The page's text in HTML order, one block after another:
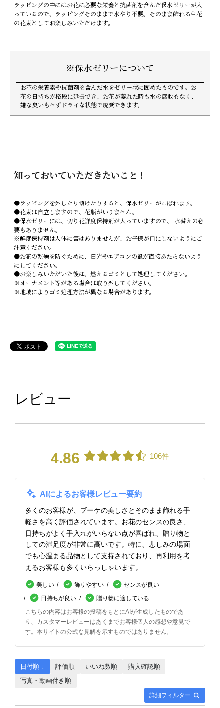
ラッピングの中にはお花に必要な栄養と抗菌剤を含んだ保水ゼリーが入
っているので、ラッピングそのままで水やり不要。そのまま飾れる生花
の花束としてお楽しみいただけます。
※保水ゼリーについて
お花の栄養素や抗菌剤を含んだ水をゼリー状に固めたものです。お
花の日持ちが格段に延長でき、お花が萎れた時も水の腐敗もなく、
嫌な臭いもせずドライな状態で廃棄できます。
知っておいていただきたいこと！
●ラッピングを外したり傾けたりすると、保水ゼリーがこぼれます。
●花束は自立しますので、花瓶がいりません。
●保水ゼリーには、切り花鮮度保持剤が入っていますので、 水替えの必
要もありません。
※鮮度保持剤は人体に害はありませんが、お子様が口にしないようにご
注意ください。
●お花の乾燥を防ぐために、日光やエアコンの風が直接あたらないよう
にしてください。
●お楽しみいただいた後は、燃えるゴミとして処理してください。
※オーナメント等がある場合は取り外してください。
※地域によりゴミ処理方法が異なる場合があります。
レビュー
4.86 106件
AIによるお客様レビュー要約
多くのお客様が、ブーケの美しさとそのまま飾れる手
軽さを高く評価されています。お花のセンスの良さ、
日持ちがよく手入れがいらない点が喜ばれ、贈り物と
しての満足度が非常に高いです。特に、悲しみの場面
でも心温まる品物として支持されており、再利用を考
えるお客様も多くいらっしゃいます。
美しい 飾りやすい
センスが良い
日持ちが良い
贈り物に適している
こちらの内容はお客様の投稿をもとにAIが生成したものであ
り、カスタマーレビューはあくまでお客様個人の感想や意見で
す。本サイトの公式な見解を示すものではありません。
詳細フィルター
日付順 ↓ 評価順 いいね数順
購入確認順
写真・動画付き順